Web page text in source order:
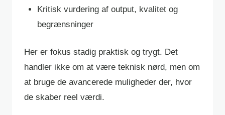
Kritisk vurdering af output, kvalitet og
begrænsninger
Her er fokus stadig praktisk og trygt. Det
handler ikke om at være teknisk nørd, men om
at bruge de avancerede muligheder der, hvor
de skaber reel værdi.